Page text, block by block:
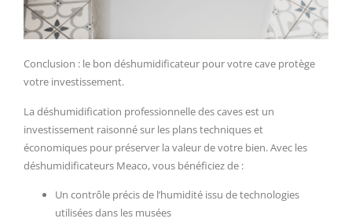
Conclusion : le bon déshumidificateur pour votre cave protège
votre investissement.
La déshumidification professionnelle des caves est un
investissement raisonné sur les plans techniques et
économiques pour préserver la valeur de votre bien. Avec les
déshumidificateurs Meaco, vous bénéficiez de :
Un contrôle précis de l’humidité issu de technologies
utilisées dans les musées